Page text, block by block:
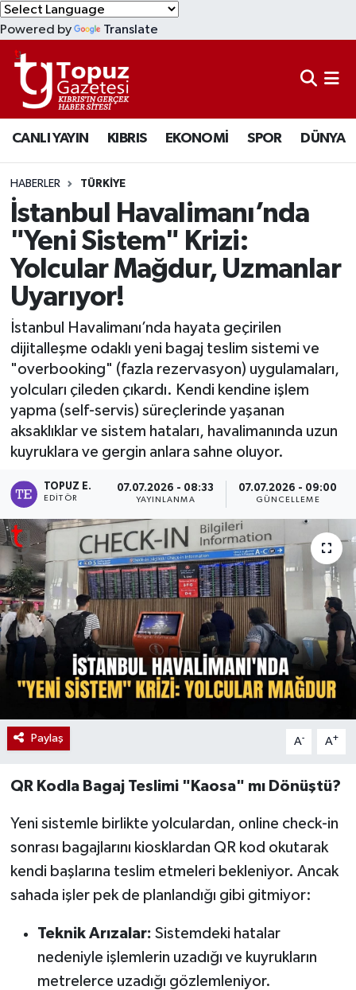
Powered by Translate
CANLI YAYIN KIBRIS EKONOMİ SPOR DÜNYA
HABERLER TÜRKİYE
İstanbul Havalimanı’nda
"Yeni Sistem" Krizi:
Yolcular Mağdur, Uzmanlar
Uyarıyor!
İstanbul Havalimanı’nda hayata geçirilen
dijitalleşme odaklı yeni bagaj teslim sistemi ve
"overbooking" (fazla rezervasyon) uygulamaları,
yolcuları çileden çıkardı. Kendi kendine işlem
yapma (self-servis) süreçlerinde yaşanan
aksaklıklar ve sistem hataları, havalimanında uzun
kuyruklara ve gergin anlara sahne oluyor.
TOPUZ E.
EDITÖR
07.07.2026 - 08:33
YAYINLANMA
07.07.2026 - 09:00
GÜNCELLEME
Paylaş A- A+
QR Kodla Bagaj Teslimi "Kaosa" mı Dönüştü?
Yeni sistemle birlikte yolculardan, online check-in
sonrası bagajlarını kiosklardan QR kod okutarak
kendi başlarına teslim etmeleri bekleniyor. Ancak
sahada işler pek de planlandığı gibi gitmiyor:
Teknik Arızalar: Sistemdeki hatalar
nedeniyle işlemlerin uzadığı ve kuyrukların
metrelerce uzadığı gözlemleniyor.
KIBRIS
DÜNYA
EKONOMİ
MAGAZİN
SAĞLIK
SPOR
TEKNOLOJİ
TÜRKİYE
Lefkoşa Nöbetçi Eczaneler
Lefkoşa Hava Durumu
Lefkoşa Trafik Yoğunluk Haritası
Süper Lig Puan Durumu ve Fikstür
Tüm Manşetler
Son Dakika Haberleri
Haber Arşivi